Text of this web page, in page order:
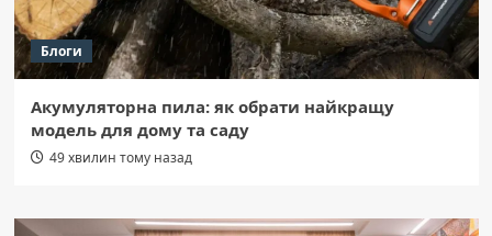
Блоги
Акумуляторна пила: як обрати найкращу
модель для дому та саду
49 хвилин тому назад